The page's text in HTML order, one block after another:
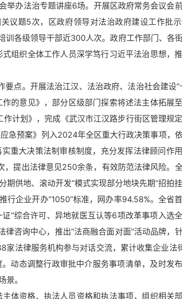
举办法治专题讲座6场。开展区政府常务会议会
议题5次，区政府领导对法治政府建设工作批
训各级领导干部近300人次。政府工作部门、各
组织全体工作人员深学笃行习近平法治思想，
点。开展法治江汉、法治政府、法治社会建设“
的意见》，部分区级部门探索将述法主体拓展
计划》，完成《武汉市江汉路步行街区管理规
急预案》列入2024年全区重大行政决策事项，
重大决策法制审核制度，充分发挥法律顾问作
提出法律意见250余条，有效防范法律风险。
供地、滚动开发”模式实现部分地块先期“招拍挂
行企业开办“1050”标准，网办率94.58%。全省
”综合许可、异地就医互认等6项改革事项入选全
咨询中心，推出“法商融合面对面”活动品牌，
家法律服务机构参与对话交流，累计收集企业法
动态调整行政审批中介服务事项清单，及时发
。
体资格、执法人员资格和执法事项，组织相关